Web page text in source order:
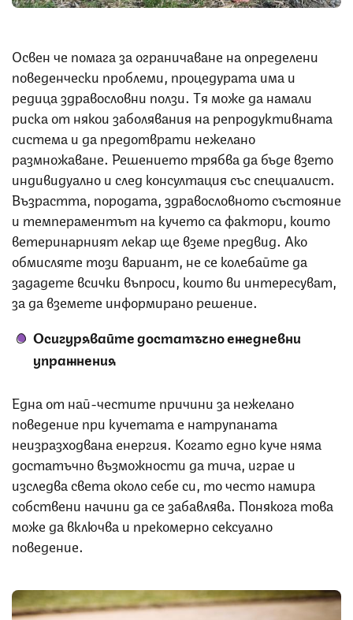
Освен че помага за ограничаване на определени
поведенчески проблеми, процедурата има и
редица здравословни ползи. Тя може да намали
риска от някои заболявания на репродуктивната
система и да предотврати нежелано
размножаване. Решението трябва да бъде взето
индивидуално и след консултация със специалист.
Възрастта, породата, здравословното състояние
и темпераментът на кучето са фактори, които
ветеринарният лекар ще вземе предвид. Ако
обмисляте този вариант, не се колебайте да
зададете всички въпроси, които ви интересуват,
за да вземете информирано решение.
Осигурявайте достатъчно ежедневни
упражнения
Една от най-честите причини за нежелано
поведение при кучетата е натрупаната
неизразходвана енергия. Когато едно куче няма
достатъчно възможности да тича, играе и
изследва света около себе си, то често намира
собствени начини да се забавлява. Понякога това
може да включва и прекомерно сексуално
поведение.